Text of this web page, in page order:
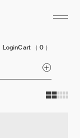
LoginCart （ 0 ）